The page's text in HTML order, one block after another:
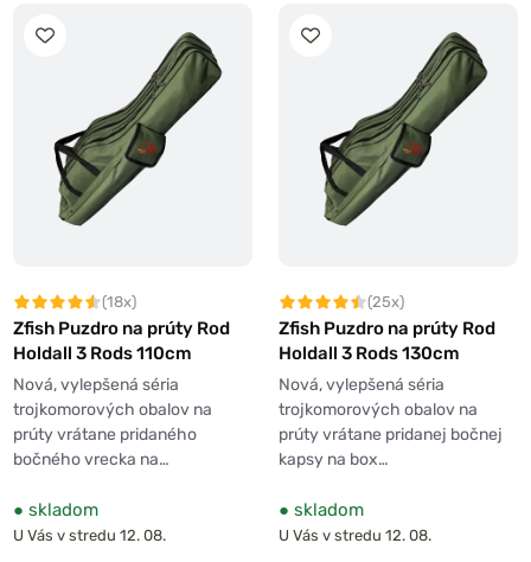
(18x)
Zfish Puzdro na prúty Rod
Holdall 3 Rods 110cm
Nová, vylepšená séria
trojkomorových obalov na
prúty vrátane pridaného
bočného vrecka na…
● skladom
U Vás v stredu 12. 08.
(25x)
Zfish Puzdro na prúty Rod
Holdall 3 Rods 130cm
Nová, vylepšená séria
trojkomorových obalov na
prúty vrátane pridanej bočnej
kapsy na box…
● skladom
U Vás v stredu 12. 08.